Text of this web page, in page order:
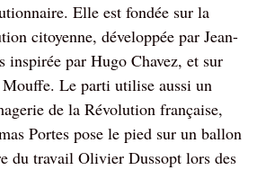
Elle est fondée sur la
citoyenne, développée par Jean-
inspirée par Hugo Chavez, et sur
Mouffe. Le parti utilise aussi un
de la Révolution française,
Portes pose le pied sur un ballon
du travail Olivier Dussopt lors des